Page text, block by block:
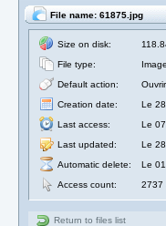
File name: 61875.jpg
Size on disk:
File type:
Image
Default action:
Creation date:
Le
Last access:
Le
Last updated:
Le
Automatic delete:
Le
Access count:
2737
Return to files list